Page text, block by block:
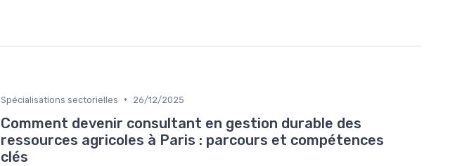
Spécialisations sectorielles • 26/12/2025
Comment devenir consultant en gestion durable des
ressources agricoles à Paris : parcours et compétences
clés